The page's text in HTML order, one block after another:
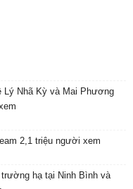
Lý Nhã Kỳ và Mai Phương
2,1 triệu người xem
hạ tại Ninh Bình và